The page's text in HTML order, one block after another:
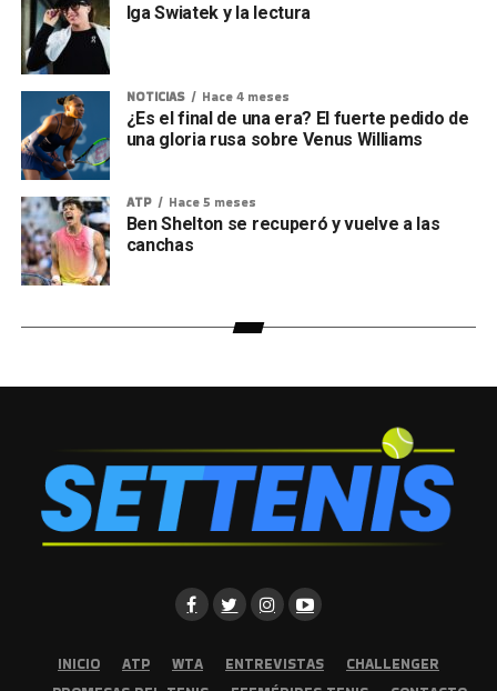
Iga Swiatek y la lectura
NOTICIAS Hace 4 meses
¿Es el final de una era? El fuerte pedido de
una gloria rusa sobre Venus Williams
ATP Hace 5 meses
Ben Shelton se recuperó y vuelve a las
canchas
INICIO ATP WTA ENTREVISTAS
CHALLENGER